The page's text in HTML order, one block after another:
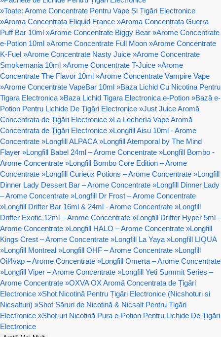
»Toate: Arome Concentrate Pentru Vape Și Țigări Electronice
»Aroma Concentrata Eliquid France »Aroma Concentrata Guerra
Puff Bar 10ml »Arome Concentrate Biggy Bear »Arome Concentrate
e-Potion 10ml »Arome Concentrate Full Moon »Arome Concentrate
K-Fuel »Arome Concentrate Nasty Juice »Arome Concentrate
Smokemania 10ml »Arome Concentrate T-Juice »Arome
Concentrate The Flavor 10ml »Arome Concentrate Vampire Vape
»Arome Concentrate VapeBar 10ml »Baza Lichid Cu Nicotina Pentru
Tigara Electronica »Baza Lichid Tigara Electronica e-Potion »Bază e-
Potion Pentru Lichide De Țigări Electronice »Just Juice Aromă
Concentrata de Țigări Electronice »La Lechería Vape Aromă
Concentrata de Țigări Electronice »Longfill Aisu 10ml - Arome
Concentrate »Longfill ALPACA »Longfill Atemporal by The Mind
Flayer »Longfill Babel 24ml – Arome Concentrate »Longfill Bombo -
Arome Concentrate »Longfill Bombo Core Edition – Arome
Concentrate »Longfill Curieux Potions – Arome Concentrate »Longfill
Dinner Lady Dessert Bar – Arome Concentrate »Longfill Dinner Lady
– Arome Concentrate »Longfill Dr Frost – Arome Concentrate
»Longfill Drifter Bar 16ml & 24ml - Arome Concentrate »Longfill
Drifter Exotic 12ml – Arome Concentrate »Longfill Drifter Hyper 5ml -
Arome Concentrate »Longfill HALO – Arome Concentrate »Longfill
Kings Crest – Arome Concentrate »Longfill La Yaya »Longfill LIQUA
»Longfill Montreal »Longfill OHF – Arome Concentrate »Longfill
Oil4vap – Arome Concentrate »Longfill Omerta – Arome Concentrate
»Longfill Viper – Arome Concentrate »Longfill Yeti Summit Series –
Arome Concentrate »OXVA OX Aromă Concentrata de Țigări
Electronice »Shot Nicotină Pentru Țigări Electronice (Nicshoturi si
Nicsalturi) »Shot Săruri de Nicotină & Nicsalt Pentru Țigări
Electronice »Shot-uri Nicotină Pura e-Potion Pentru Lichide De Țigări
Electronice